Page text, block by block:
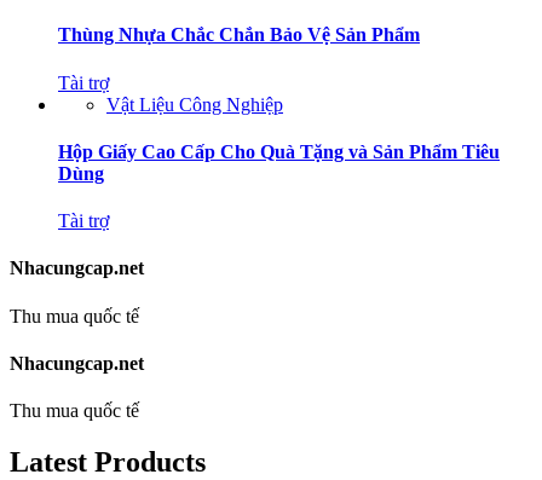
Thùng Nhựa Chắc Chắn Bảo Vệ Sản Phẩm
Tài trợ
Vật Liệu Công Nghiệp
Hộp Giấy Cao Cấp Cho Quà Tặng và Sản Phẩm Tiêu
Dùng
Tài trợ
Nhacungcap.net
Thu mua quốc tế
Nhacungcap.net
Thu mua quốc tế
Latest Products